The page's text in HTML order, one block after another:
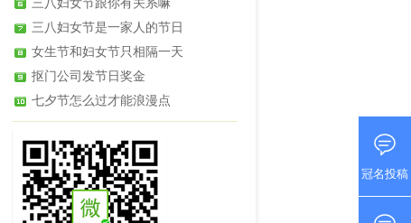
三八妇女节跟你有关系嘛
三八妇女节是一家人的节日
女生节和妇女节只相隔一天
抠门公司发节日奖金
七夕节怎么过才能浪漫点
冠名投稿